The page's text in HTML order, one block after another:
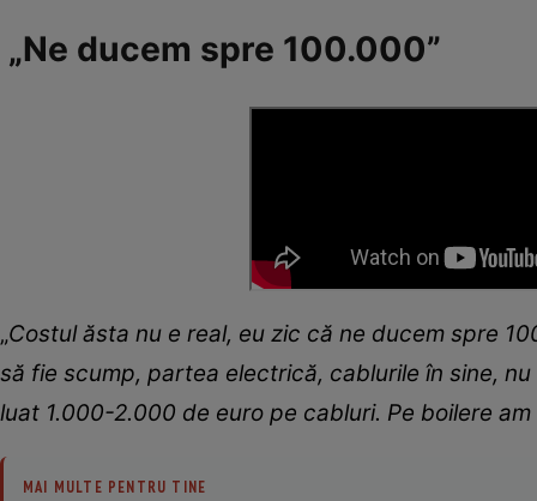
„Ne ducem spre 100.000”
„Costul ăsta nu e real, eu zic că ne ducem spre
să fie scump, partea electrică, cablurile în sine,
luat 1.000-2.000 de euro pe cabluri. Pe boilere
MAI MULTE PENTRU TINE